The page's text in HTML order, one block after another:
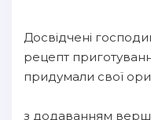
Досвідчені
рецепт
придумали свої
з додаванням